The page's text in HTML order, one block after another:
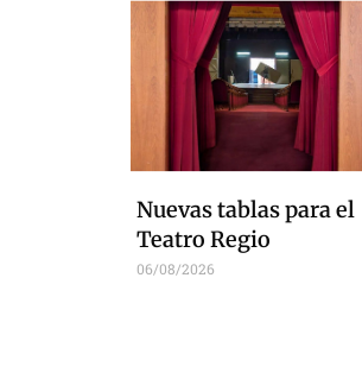
Nuevas tablas para el
Teatro Regio
06/08/2026